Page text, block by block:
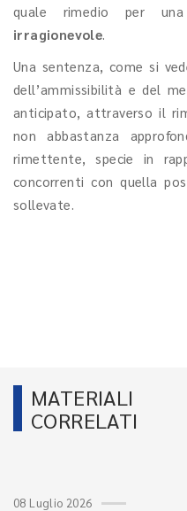
quale rimedio per
irragionevole.
Una sentenza, come si
dell’ammissibilità e del
anticipato, attraverso il
non abbastanza
rimettente, specie in
concorrenti con quella
sollevate.
MATERIALI
CORRELATI
08 Luglio 2026